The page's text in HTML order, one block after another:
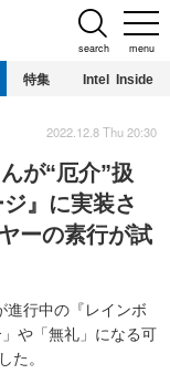
menu
search
特集 Intel Inside
が“厄介”扱
』に実装さ
ーの素行が試
進行中の『レインボ
や「無礼」になる可
た。
2022.12.8 Thu 20:30